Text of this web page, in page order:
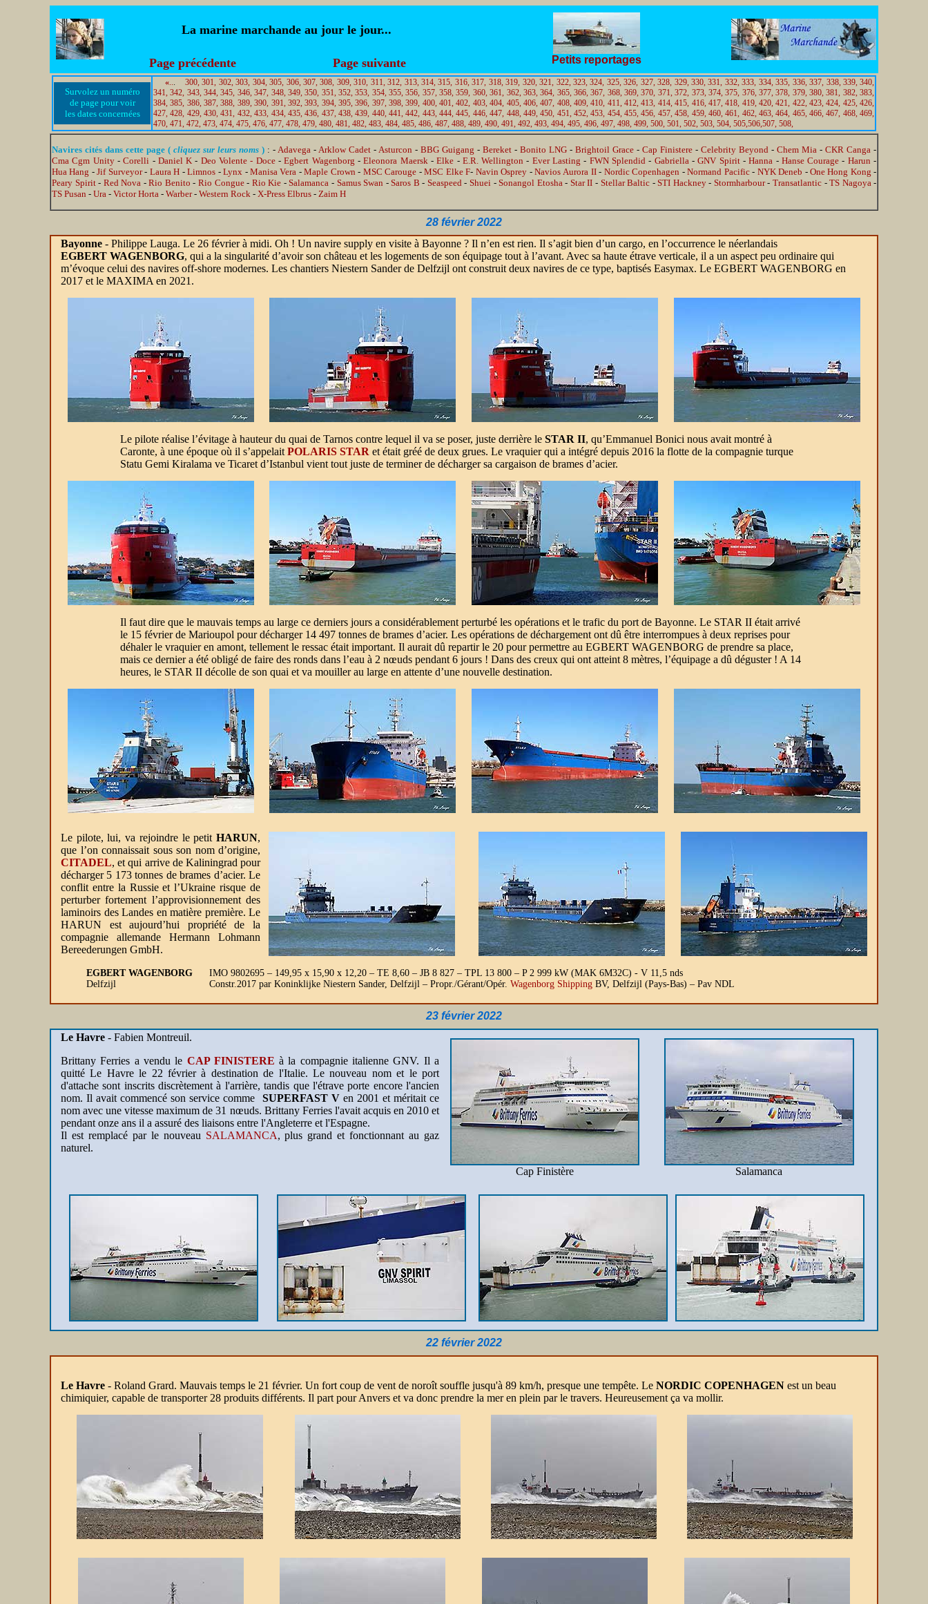
La marine marchande au jour le jour...
Petits reportages
Page précédente Page suivante
Survolez un numéro
de page pour voir
les dates concernées
«... 300, 301, 302, 303, 304, 305, 306, 307, 308, 309, 310, 311, 312, 313, 314, 315, 316, 317, 318, 319, 320, 321, 322, 323, 324, 325, 326, 327, 328, 329, 330, 331, 332, 333, 334, 335, 336, 337, 338, 339, 340,
341, 342, 343, 344, 345, 346, 347, 348, 349, 350, 351, 352, 353, 354, 355, 356, 357, 358, 359, 360, 361, 362, 363, 364, 365, 366, 367, 368, 369, 370, 371, 372, 373, 374, 375, 376, 377, 378, 379, 380, 381, 382, 383,
384, 385, 386, 387, 388, 389, 390, 391, 392, 393, 394, 395, 396, 397, 398, 399, 400, 401, 402, 403, 404, 405, 406, 407, 408, 409, 410, 411, 412, 413, 414, 415, 416, 417, 418, 419, 420, 421, 422, 423, 424, 425, 426,
427, 428, 429, 430, 431, 432, 433, 434, 435, 436, 437, 438, 439, 440, 441, 442, 443, 444, 445, 446, 447, 448, 449, 450, 451, 452, 453, 454, 455, 456, 457, 458, 459, 460, 461, 462, 463, 464, 465, 466, 467, 468, 469,
470, 471, 472, 473, 474, 475, 476, 477, 478, 479, 480, 481, 482, 483, 484, 485, 486, 487, 488, 489, 490, 491, 492, 493, 494, 495, 496, 497, 498, 499, 500, 501, 502, 503, 504, 505,506,507, 508,
Navires cités dans cette page ( cliquez sur leurs noms ) : - Adavega - Arklow Cadet - Asturcon - BBG Guigang - Bereket - Bonito LNG - Brightoil Grace - Cap Finistere - Celebrity Beyond - Chem Mia - CKR Canga -
Cma Cgm Unity-Corelli - Daniel K - Deo Volente - Doce-Egbert Wagenborg -Eleonora Maersk-Elke - E.R. Wellington - Ever Lasting - FWN Splendid - Gabriella-GNV Spirit-Hanna - Hanse Courage - Harun -
Hua Hang -Jif Surveyor- Laura H -Limnos -Lynx -Manisa Vera -Maple Crown - MSC Carouge -MSC Elke F- Navin Osprey - Navios Aurora II- Nordic Copenhagen -Normand Pacific- NYK Deneb - One Hong Kong -
Peary Spirit- Red Nova -Rio Benito -Rio Congue- Rio Kie -Salamanca - Samus Swan -Saros B - Seaspeed-Shuei -Sonangol Etosha- Star II - Stellar Baltic -STI Hackney- Stormharbour-Transatlantic -TS Nagoya-
TS Pusan - Ura - Victor Horta - Warber- Western Rock - X-Press Elbrus - Zaim H
28 février 2022
Bayonne - Philippe Lauga. Le 26 février à midi. Oh ! Un navire supply en visite à Bayonne ? Il n’en est rien. Il s’agit bien d’un cargo, en l’occurrence le néerlandais
EGBERT WAGENBORG, qui a la singularité d’avoir son château et les logements de son équipage tout à l’avant. Avec sa haute étrave verticale, il a un aspect peu ordinaire qui
m’évoque celui des navires off-shore modernes. Les chantiers Niestern Sander de Delfzijl ont construit deux navires de ce type, baptisés Easymax. Le EGBERT WAGENBORG en
2017 et le MAXIMA en 2021.
Le pilote réalise l’évitage à hauteur du quai de Tarnos contre lequel il va se poser, juste derrière le STAR II, qu’Emmanuel Bonici nous avait montré à
Caronte, à une époque où il s’appelait POLARIS STAR et était gréé de deux grues. Le vraquier qui a intégré depuis 2016 la flotte de la compagnie turque
Statu Gemi Kiralama ve Ticaret d’Istanbul vient tout juste de terminer de décharger sa cargaison de brames d’acier.
Il faut dire que le mauvais temps au large ce derniers jours a considérablement perturbé les opérations et le trafic du port de Bayonne. Le STAR II était arrivé
le 15 février de Marioupol pour décharger 14 497 tonnes de brames d’acier. Les opérations de déchargement ont dû être interrompues à deux reprises pour
déhaler le vraquier en amont, tellement le ressac était important. Il aurait dû repartir le 20 pour permettre au EGBERT WAGENBORG de prendre sa place,
mais ce dernier a été obligé de faire des ronds dans l’eau à 2 nœuds pendant 6 jours ! Dans des creux qui ont atteint 8 mètres, l’équipage a dû déguster ! A 14
heures, le STAR II décolle de son quai et va mouiller au large en attente d’une nouvelle destination.
Le pilote, lui, va rejoindre le petit HARUN,
que l’on connaissait sous son nom d’origine,
CITADEL, et qui arrive de Kaliningrad pour
décharger 5 173 tonnes de brames d’acier. Le
conflit entre la Russie et l’Ukraine risque de
perturber fortement l’approvisionnement des
laminoirs des Landes en matière première. Le
HARUN est aujourd’hui propriété de la
compagnie allemande Hermann Lohmann
Bereederungen GmbH.
EGBERT WAGENBORG
Delfzijl
IMO 9802695 – 149,95 x 15,90 x 12,20 – TE 8,60 – JB 8 827 – TPL 13 800 – P 2 999 kW (MAK 6M32C) - V 11,5 nds
Constr.2017 par Koninklijke Niestern Sander, Delfzijl – Propr./Gérant/Opér. Wagenborg Shipping BV, Delfzijl (Pays-Bas) – Pav NDL
23 février 2022
Le Havre - Fabien Montreuil.
Brittany Ferries a vendu le CAP FINISTERE à la compagnie italienne GNV. Il a
quitté Le Havre le 22 février à destination de l'Italie. Le nouveau nom et le port
d'attache sont inscrits discrètement à l'arrière, tandis que l'étrave porte encore l'ancien
nom. Il avait commencé son service comme SUPERFAST Ven 2001 et méritait ce
nom avec une vitesse maximum de 31 nœuds. Brittany Ferries l'avait acquis en 2010 et
pendant onze ans il a assuré des liaisons entre l'Angleterre et l'Espagne.
Il est remplacé par le nouveau SALAMANCA, plus grand et fonctionnant au gaz
naturel.
Cap Finistère
Salamanca
22 février 2022
Le Havre - Roland Grard. Mauvais temps le 21 février. Un fort coup de vent de noroît souffle jusqu'à 89 km/h, presque une tempête. Le NORDIC COPENHAGEN est un beau
chimiquier, capable de transporter 28 produits différents. Il part pour Anvers et va donc prendre la mer en plein par le travers. Heureusement ça va mollir.